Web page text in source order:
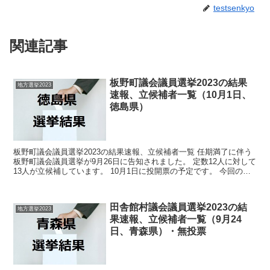
testsenkyo
関連記事
地方選挙2023
板野町議会議員選挙2023の結果
速報、立候補者一覧（10月1日、
徳島県）
板野町議会議員選挙2023の結果速報、立候補者一覧 任期満了に伴う
板野町議会議員選挙が9月26日に告知されました。 定数12人に対して
13人が立候補しています。 10月1日に投開票の予定です。 今回の記
地方選挙2023
田舎館村議会議員選挙2023の結
果速報、立候補者一覧（9月24
日、青森県）・無投票